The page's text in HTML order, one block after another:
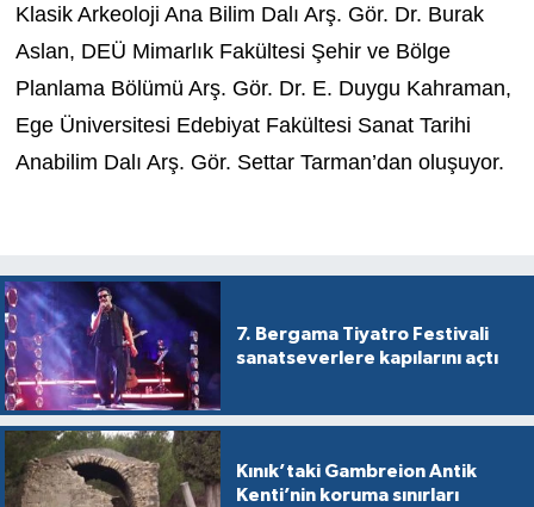
Klasik Arkeoloji Ana Bilim Dalı Arş. Gör. Dr. Burak
Aslan, DEÜ Mimarlık Fakültesi Şehir ve Bölge
Planlama Bölümü Arş. Gör. Dr. E. Duygu Kahraman,
Ege Üniversitesi Edebiyat Fakültesi Sanat Tarihi
Anabilim Dalı Arş. Gör. Settar Tarman’dan oluşuyor.
7. Bergama Tiyatro Festivali
sanatseverlere kapılarını açtı
Kınık’taki Gambreion Antik
Kenti’nin koruma sınırları